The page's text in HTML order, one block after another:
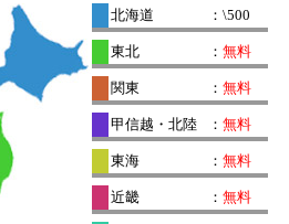
北海道 ：\500
東北 ： 無料
関東 ： 無料
甲信越・北陸 ： 無料
東海 ： 無料
近畿 ： 無料